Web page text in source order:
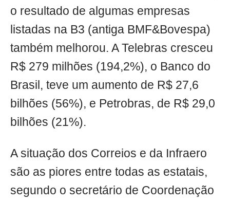
o resultado de algumas empresas
listadas na B3 (antiga BMF&Bovespa)
também melhorou. A Telebras cresceu
R$ 279 milhões (194,2%), o Banco do
Brasil, teve um aumento de R$ 27,6
bilhões (56%), e Petrobras, de R$ 29,0
bilhões (21%).
A situação dos Correios e da Infraero
são as piores entre todas as estatais,
segundo o secretário de Coordenação